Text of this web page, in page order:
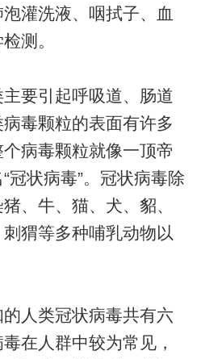
灌洗液、咽拭子、血
测。
要引起呼吸道、肠道
毒颗粒的表面有许多
病毒颗粒就像一顶帝
冠状病毒”。冠状病毒除
、牛、猫、犬、貂、
猬等多种哺乳动物以
人类冠状病毒共有六
在人群中较为常见，